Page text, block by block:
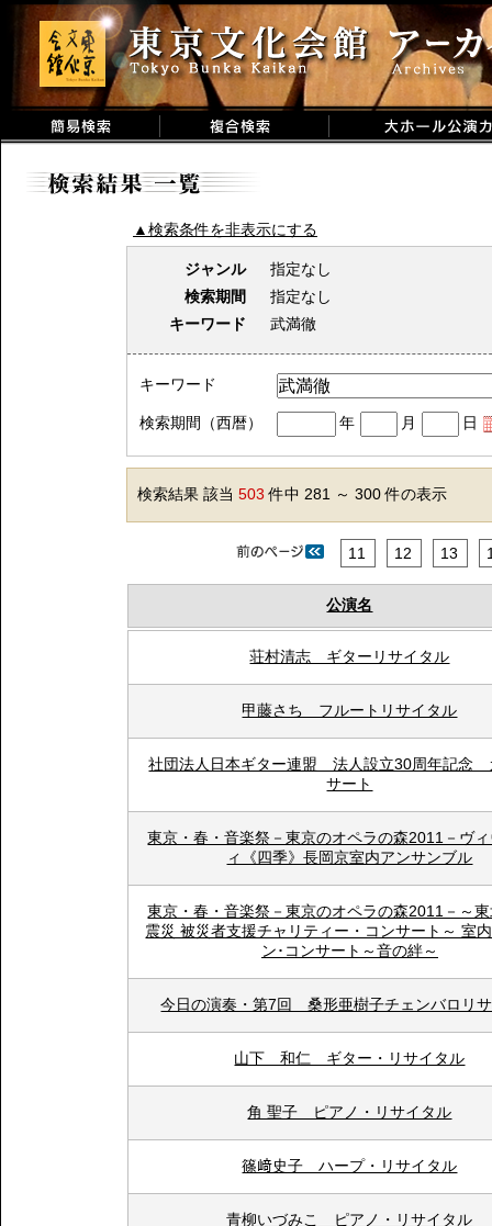
▲検索条件を非表示にする
ジャンル
指定なし
検索期間
指定なし
キーワード
武満徹
キーワード
検索期間（西暦） 年 月 日
検索結果 該当503 件中 281 ～ 300 件の表示
11 12 13
公演名
荘村清志 ギターリサイタル
甲藤さち フルートリサイタル
社団法人日本ギター連盟 法人設立30周年記念
サート
東京・春・音楽祭－東京のオペラの森2011－ヴ
ィ《四季》長岡京室内アンサンブル
東京・春・音楽祭－東京のオペラの森2011－～
震災 被災者支援チャリティー・コンサート～ 室
ン･コンサート～音の絆～
今日の演奏・第7回 桑形亜樹子チェンバロリ
山下 和仁 ギター・リサイタル
角 聖子 ピアノ・リサイタル
篠﨑史子 ハープ・リサイタル
青柳いづみこ ピアノ・リサイタル